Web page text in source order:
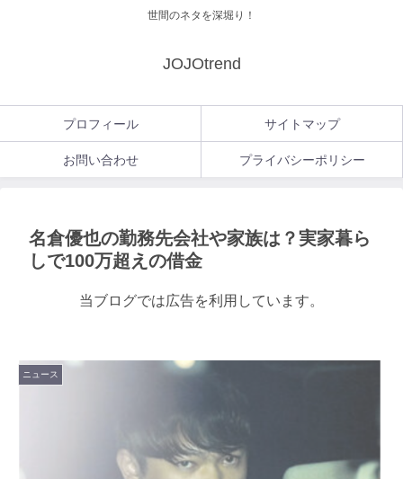
世間のネタを深堀り！
JOJOtrend
プロフィール サイトマップ
お問い合わせ プライバシーポリシー
名倉優也の勤務先会社や家族は？実家暮ら
しで100万超えの借金
当ブログでは広告を利用しています。
ニュース